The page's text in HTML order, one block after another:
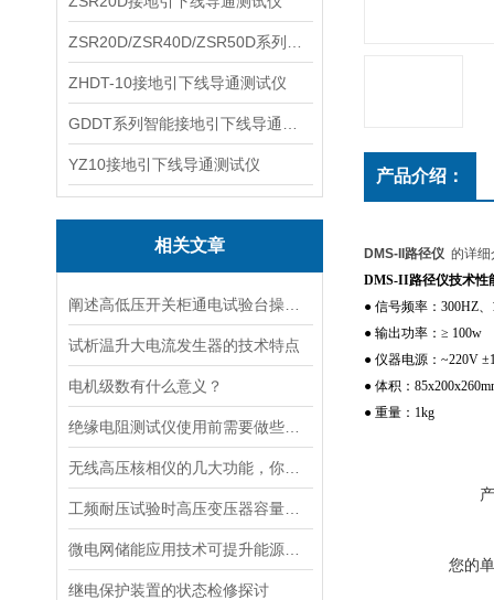
ZHDT-10接地引下线导通测试仪
YZ10接地引下线导通测试仪
相关文章
试析温升大电流发生器的技术特点
电机级数有什么意义？
继电保护装置的状态检修探讨
产品介绍：
DMS-II路径仪 的详细
DMS-II路径仪技术性
● 信号频率：300HZ
● 输出功率：≥ 100w
● 仪器电源：~220V
● 体积：
● 重量：1kg
您的